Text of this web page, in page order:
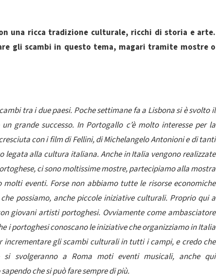
una ricca tradizione culturale, ricchi di storia e arte.
gli scambi in questo tema, magari tramite mostre o
tra i due paesi. Poche settimane fa a Lisbona si è svolto il
grande successo. In Portogallo c’è molto interesse per la
con i film di Fellini, di Michelangelo Antonioni e di tanti
legata alla cultura italiana. Anche in Italia vengono realizzate
ci sono moltissime mostre, partecipiamo alla mostra
molti eventi. Forse non abbiamo tutte le risorse economiche
possiamo, anche piccole iniziative culturali. Proprio qui a
giovani artisti portoghesi. Ovviamente come ambasciatore
i portoghesi conoscano le iniziative che organizziamo in Italia
incrementare gli scambi culturali in tutti i campi, e credo che
svolgeranno a Roma moti eventi musicali, anche qui
che si può fare sempre di più.